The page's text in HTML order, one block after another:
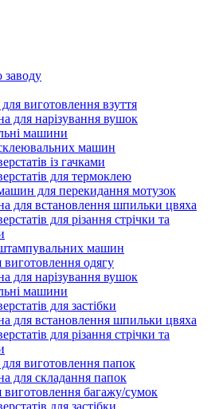
заводу
виготовлення взуття
для нарізування вушок
машини
машин
із гачками
для термоклею
для перекидання мотузок
для встановлення шпильки цвяха
для різання стрічки та
машин
одягу
для нарізування вушок
машини
для застібки
для встановлення шпильки цвяха
для різання стрічки та
виготовлення папок
для складання папок
багажу/сумок
для застібки